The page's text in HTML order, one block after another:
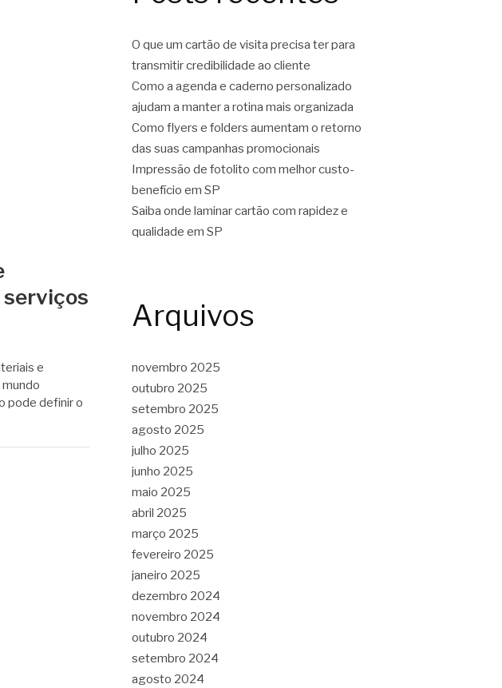
serviços
e
pode definir o
O que um cartão de visita precisa ter para
transmitir credibilidade ao cliente
Como a agenda e caderno personalizado
ajudam a manter a rotina mais organizada
Como flyers e folders aumentam o retorno
das suas campanhas promocionais
Impressão de fotolito com melhor custo-
benefício em SP
Saiba onde laminar cartão com rapidez e
qualidade em SP
Arquivos
novembro 2025
outubro 2025
setembro 2025
agosto 2025
julho 2025
junho 2025
maio 2025
abril 2025
março 2025
fevereiro 2025
janeiro 2025
dezembro 2024
novembro 2024
outubro 2024
setembro 2024
agosto 2024